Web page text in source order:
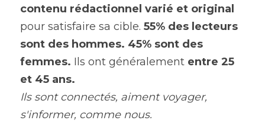
pour satisfaire sa cible. 55% des lecteurs
sont des hommes. 45% sont des
femmes. Ils ont généralement entre 25
et 45 ans.
Ils sont connectés, aiment voyager,
s'informer, comme nous.